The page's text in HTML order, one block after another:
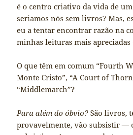
é o centro criativo da vida de
seriamos nós sem livros? Mas,
eu a tentar encontrar razão na
minhas leituras mais apreciadas
O que têm em comum “Fourth
Monte Cristo”, “A Court of
“Middlemarch”?
Para além do óbvio? São livros,
provavelmente, vão subsistir —